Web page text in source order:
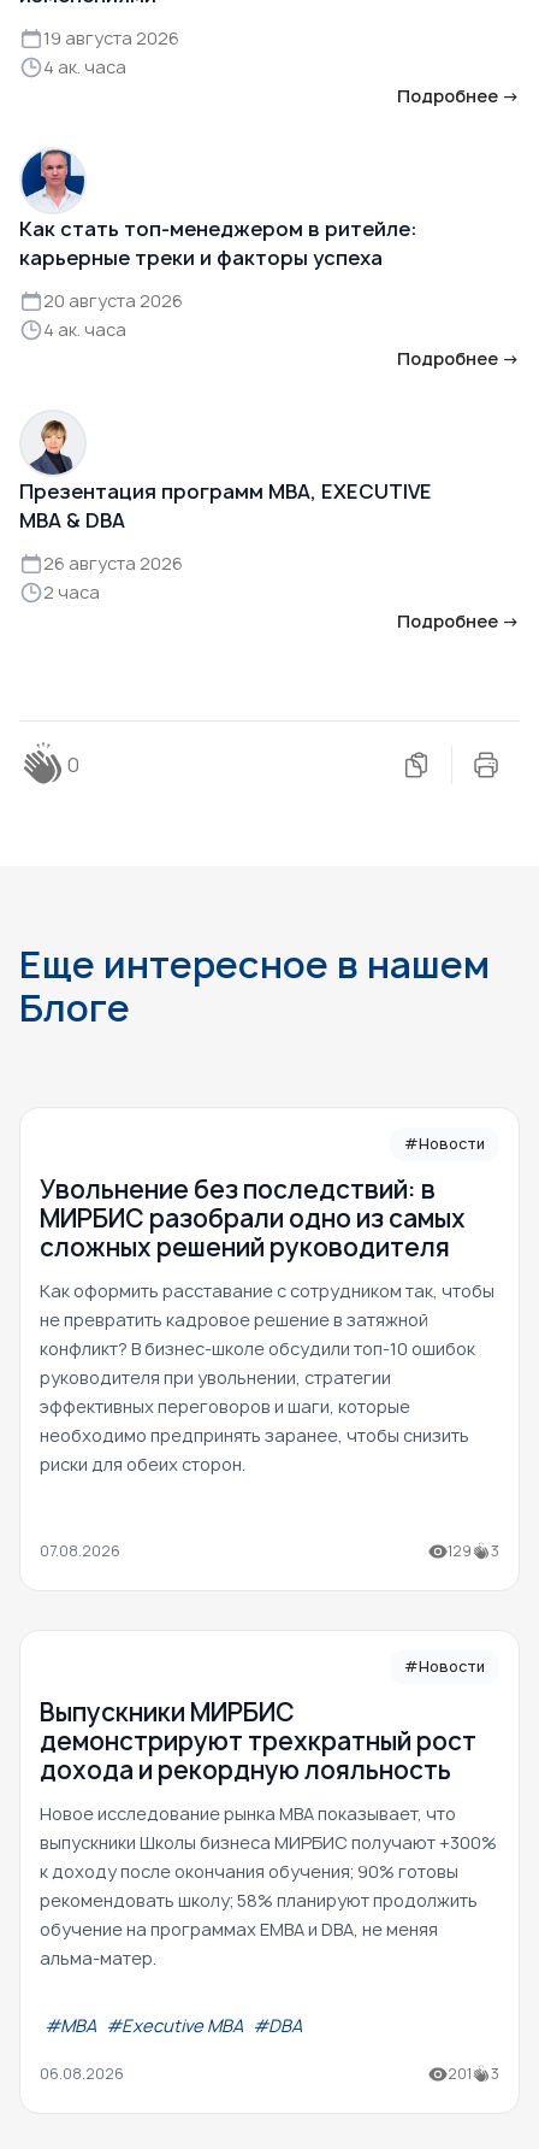
19 августа 2026
4 ак. часа
Подробнее →
Как стать топ-менеджером в ритейле:
карьерные треки и факторы успеха
20 августа 2026
4 ак. часа
Подробнее →
Презентация программ MBA, EXECUTIVE
MBA & DBA
26 августа 2026
2 часа
Подробнее →
0
Еще интересное в нашем
Блоге
#Новости
Увольнение без последствий: в
МИРБИС разобрали одно из самых
сложных решений руководителя
Как оформить расставание с сотрудником так, чтобы
не превратить кадровое решение в затяжной
конфликт? В бизнес-школе обсудили топ-10 ошибок
руководителя при увольнении, стратегии
эффективных переговоров и шаги, которые
необходимо предпринять заранее, чтобы снизить
риски для обеих сторон.
07.08.2026 129 3
#Новости
Выпускники МИРБИС
демонстрируют трехкратный рост
дохода и рекордную лояльность
Новое исследование рынка MBA показывает, что
выпускники Школы бизнеса МИРБИС получают +300%
к доходу после окончания обучения; 90% готовы
рекомендовать школу; 58% планируют продолжить
обучение на программах EMBA и DBA, не меняя
альма-матер.
#МВА #Executive MBA #DBA
06.08.2026 201 3